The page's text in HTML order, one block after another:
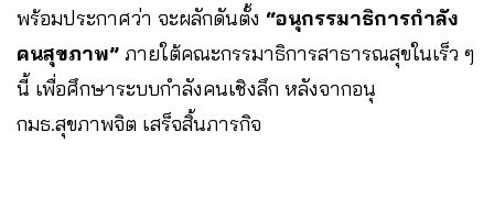
พร้อมประกาศว่า จะผลักดันตั้ง “อนุกรรมาธิการกำลัง
คนสุขภาพ” ภายใต้คณะกรรมาธิการสาธารณสุขในเร็ว ๆ
นี้ เพื่อศึกษาระบบกำลังคนเชิงลึก หลังจากอนุ
กมธ.สุขภาพจิต เสร็จสิ้นภารกิจ